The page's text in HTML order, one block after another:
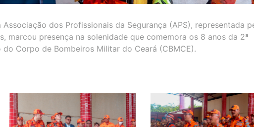
dos Profissionais da Segurança (APS), representada
marcou presença na solenidade que comemora os 8 anos da 2ª
do Corpo de Bombeiros Militar do Ceará (CBMCE).